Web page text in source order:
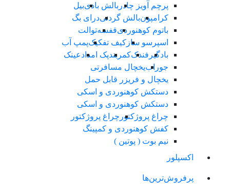
پرچم آویز چادر بالش بادیبیل
کرامپونبالش گردنیدرای بگ
باتوم کوهنوردیقفسهتوالت
اسپرسو ساز کیف تفکیکپمپ آب
بادگیر فندککمربندپک امدادعینک
جورابیخچال مسافرتی
یخچال و فریزر قابل حمل
دستکش کوهنوردی و اسکی
دستکش کوهنوردی و اسکی
چراغ پروژکتور چراغ پروژکتور
کفش کوهنوردی و کمپینگ
نیم بوت ( پوتین )
اکسپلور
پرفروش‌ترین‌ها